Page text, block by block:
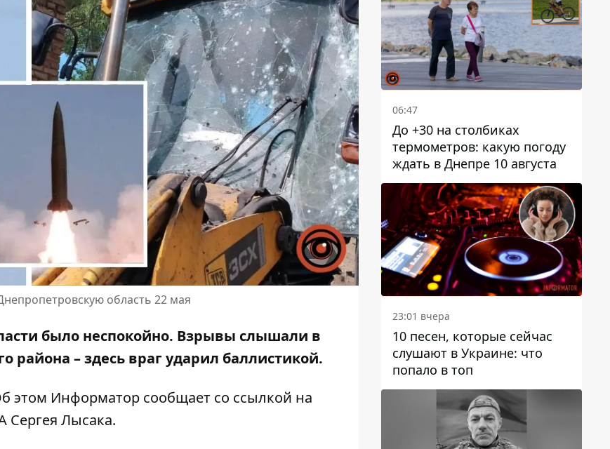
область 22 мая
было неспокойно. Взрывы слышали в
района – здесь враг ударил баллистикой.
этом Информатор сообщает со ссылкой на
Сергея Лысака.
06:47
До +30 на столбиках
термометров: какую погоду
ждать в Днепре 10 августа
23:01 вчера
10 песен, которые сейчас
слушают в Украине: что
попало в топ